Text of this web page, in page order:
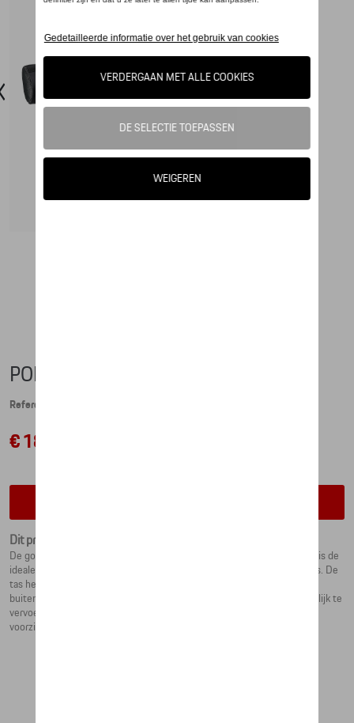
PORSCHE GOLF PENCIL BAG
Referentie: WAP0600030R0PB
€ 182,01
Dit product is momenteel niet op stock
De golf pencil bag is gemaakt van gecoat, waterafstotend materiaal en is de
ideale caddy voor alle weersomstandigheden – ook voor kortere rondes. De
tas heeft ruimte voor zes tot acht golfclubs in de 2-weg verdeler. Een
buitenzak biedt ruimte voor andere benodigdheden. De tas is gemakkelijk te
vervoeren met behulp van een draagriem of handvat. Verder is de tas
voorzien van een 'PORSCHE'-siliconenprint op de zijkant.